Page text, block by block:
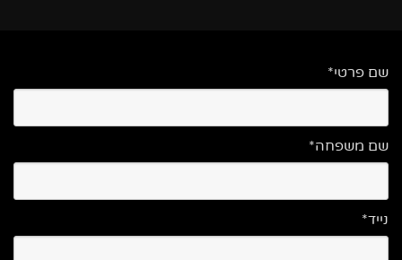
שם פרטי*
שם משפחה*
נייד*